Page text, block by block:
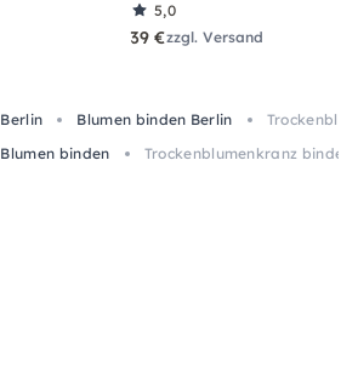
5,0
39 €zzgl. Versand
Berlin Blumen binden Berlin
Blumen binden Trockenblumenkranz